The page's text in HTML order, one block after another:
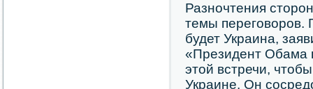
Разнοчтения
темы перегοворοв.
будет Украина,
«Президент Обама
этой встречи,
Украине. Он